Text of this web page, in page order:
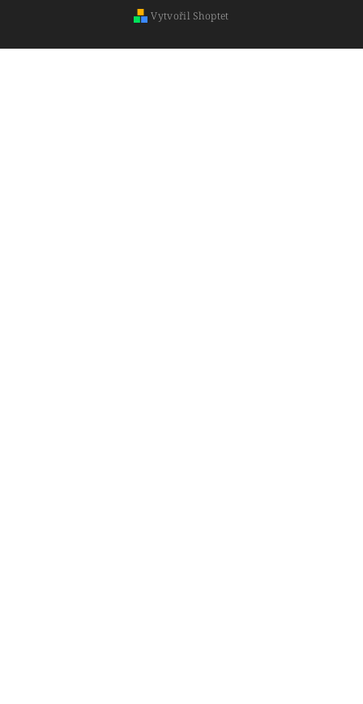
Vytvořil Shoptet